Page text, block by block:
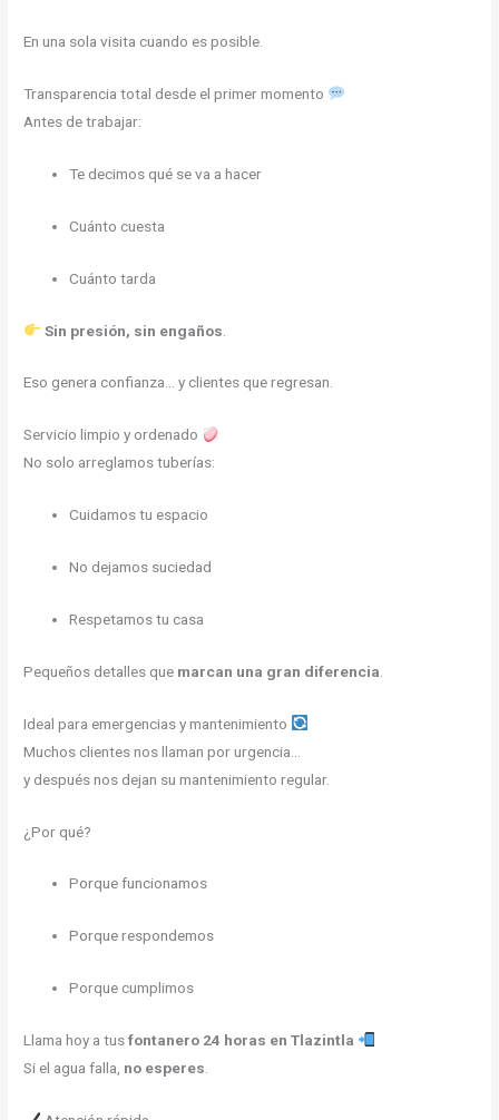
En una sola visita cuando es posible.
Transparencia total desde el primer momento
Antes de trabajar:
Te decimos qué se va a hacer
Cuánto cuesta
Cuánto tarda
Sin presión, sin engaños
Eso genera confianza… y clientes que regresan.
Servicio limpio y ordenado
No solo arreglamos tuberías:
Cuidamos tu espacio
No dejamos suciedad
Respetamos tu casa
Pequeños detalles que marcan una gran diferencia
Ideal para emergencias y mantenimiento
Muchos clientes nos llaman por urgencia…
y después nos dejan su mantenimiento regular.
¿Por qué?
Porque funcionamos
Porque respondemos
Porque cumplimos
Llama hoy a tusfontanero 24 horas en Tlazintla
Si el agua falla, no esperes